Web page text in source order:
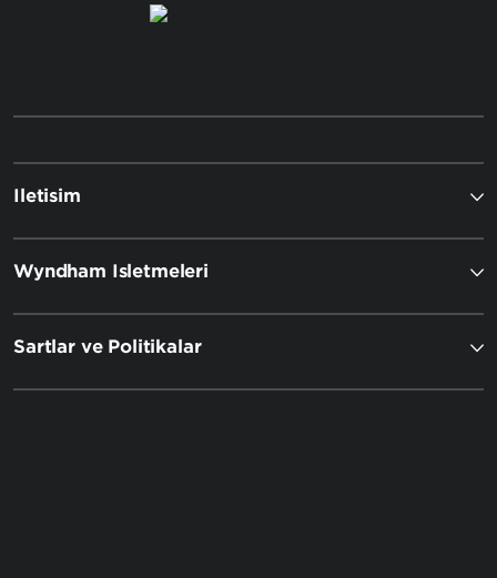
İletişim
Wyndham İşletmeleri
Şartlar ve Politikalar